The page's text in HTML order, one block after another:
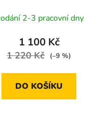
2-3 pracovní dny
1 100 Kč
1 220 Kč (–9 %)
DO KOŠÍKU